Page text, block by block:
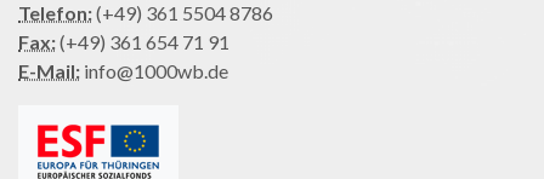
Telefon:(+49) 361 5504 8786
Fax:(+49) 361 654 71 91
E-Mail: info@1000wb.de